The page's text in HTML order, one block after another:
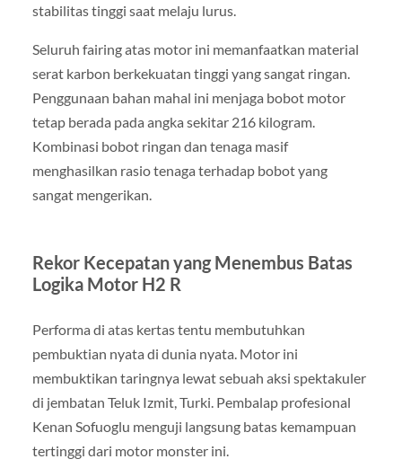
stabilitas tinggi saat melaju lurus.
Seluruh fairing atas motor ini memanfaatkan material
serat karbon berkekuatan tinggi yang sangat ringan.
Penggunaan bahan mahal ini menjaga bobot motor
tetap berada pada angka sekitar 216 kilogram.
Kombinasi bobot ringan dan tenaga masif
menghasilkan rasio tenaga terhadap bobot yang
sangat mengerikan.
Rekor Kecepatan yang Menembus Batas
Logika Motor H2 R
Performa di atas kertas tentu membutuhkan
pembuktian nyata di dunia nyata. Motor ini
membuktikan taringnya lewat sebuah aksi spektakuler
di jembatan Teluk Izmit, Turki. Pembalap profesional
Kenan Sofuoglu menguji langsung batas kemampuan
tertinggi dari motor monster ini.